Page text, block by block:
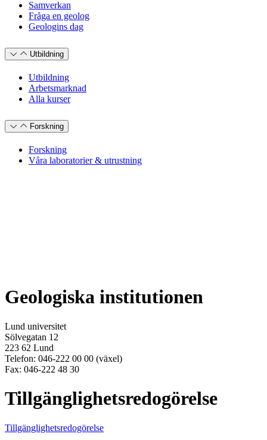
Samverkan
Fråga en geolog
Geologins dag
Utbildning
Utbildning
Arbetsmarknad
Alla kurser
Forskning
Forskning
Våra laboratorier & utrustning
Geologiska institutionen
Lund universitet
Sölvegatan 12
223 62 Lund
Telefon: 046-222 00 00 (växel)
Fax: 046-222 48 30
Tillgänglighetsredogörelse
Tillgänglighetsredogörelse